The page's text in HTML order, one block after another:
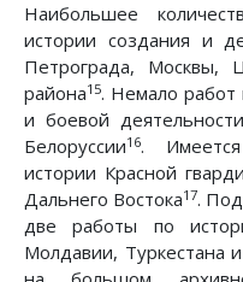
Наибольшее
истории создания и
Петрограда, Москвы,
района15. Немало работ
и боевой
Белоруссии16.
истории Красной
Дальнего Востока17.
две работы по
Молдавии, Туркестана